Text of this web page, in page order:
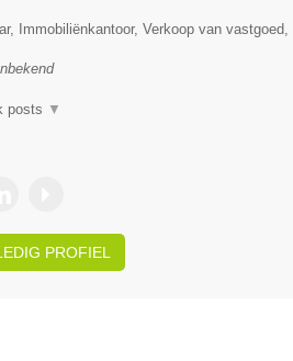
Immobiliënkantoor, Verkoop van vastgoed,
posts ▼
PROFIEL